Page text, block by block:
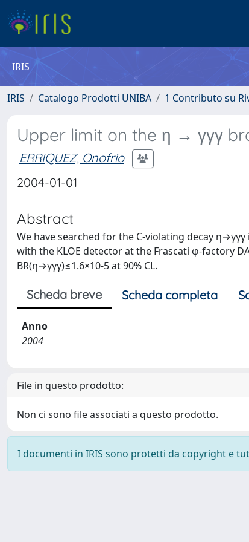
IRIS
IRIS Catalogo Prodotti UNIBA 1 Contributo su
Upper limit on the η → γγγ
ERRIQUEZ, Onofrio
2004-01-01
Abstract
We have searched for the C-violating decay
with the KLOE detector at the Frascati φ-factory
BR(η→γγγ)≤1.6×10-5 at 90% CL.
Scheda breve Scheda completa
Anno
2004
File in questo prodotto:
Non ci sono file associati a questo prodotto.
I documenti in IRIS sono protetti da copyright e